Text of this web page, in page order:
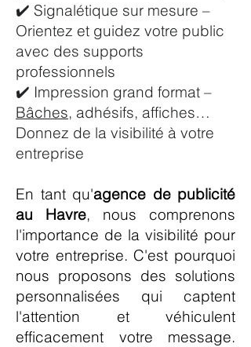
✔️ Signalétique sur mesure –
Orientez et guidez votre public
avec des supports
professionnels
✔️ Impression grand format –
Bâches, adhésifs, affiches…
Donnez de la visibilité à votre
entreprise
En tant qu'agence de publicité
au Havre, nous comprenons
l'importance de la visibilité pour
votre entreprise. C'est pourquoi
nous proposons des solutions
personnalisées qui captent
l'attention et véhiculent
efficacement votre message.